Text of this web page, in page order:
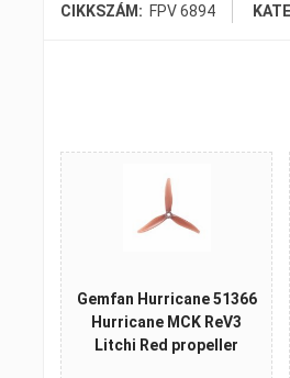
CIKKSZÁM: FPV 6894
Gemfan Hurricane 51366
Hurricane MCK ReV3
Litchi Red propeller